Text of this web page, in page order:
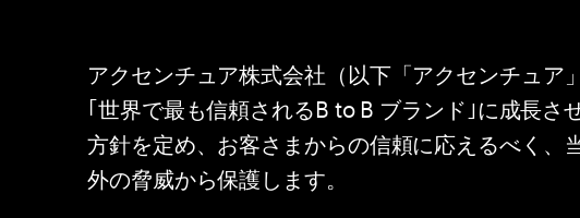
アクセンチュア株式会社（以下「アクセンチュア
｢世界で最も信頼されるB to B ブランド｣に成長
方針を定め、お客さまからの信頼に応えるべく、
外の脅威から保護します。